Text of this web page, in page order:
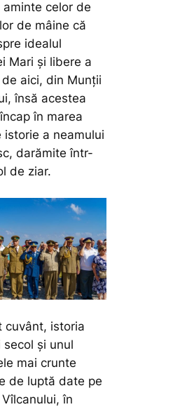
aminte celor de
de mâine că
idealul
Mari și libere a
aici, din Munții
însă acestea
în marea
istorie a neamului
darămite într-
de ziar.
cuvânt, istoria
secol și unul
mai crunte
de luptă date pe
în